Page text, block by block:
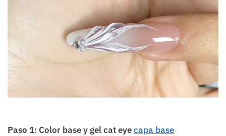
Paso 1: Color base y gel cat eyecapa base